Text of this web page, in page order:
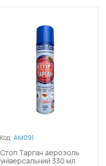
Код: АМ091
Стоп Тарган аерозоль
універсальний 330 мл